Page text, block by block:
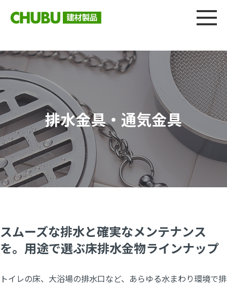
総合
排水金具・通気金具
スムーズな排水と確実なメンテナンス
を。用途で選ぶ床排水金物ラインナップ
トイレの床、大浴場の排水口など、あらゆる水まわり環境で排